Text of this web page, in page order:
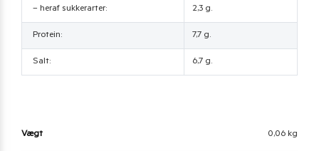
– heraf sukkerarter: 2,3 g.
Protein: 7,7 g.
Salt: 6,7 g.
Vægt 0,06 kg